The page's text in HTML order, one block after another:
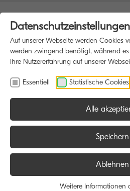
Datenschutzeinstellungen
Auf unserer Webseite werden Cookies
werden zwingend benötigt, während
Ihre Nutzererfahrung auf unserer
Essentiell Statistische Cookies
Alle
Speichern
Ablehnen
Weitere Informationen